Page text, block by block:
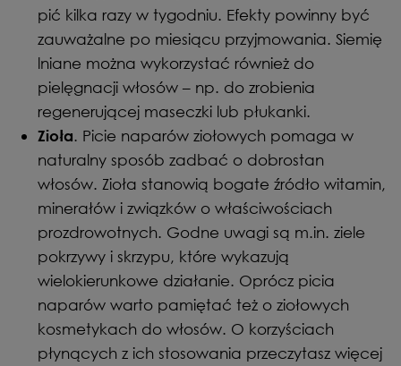
pić kilka razy w tygodniu. Efekty powinny być
zauważalne po miesiącu przyjmowania. Siemię
lniane można wykorzystać również do
pielęgnacji włosów – np. do zrobienia
regenerującej maseczki lub płukanki.
Zioła. Picie naparów ziołowych pomaga w
naturalny sposób zadbać o dobrostan
włosów. Zioła stanowią bogate źródło witamin,
minerałów i związków o właściwościach
prozdrowotnych. Godne uwagi są m.in. ziele
pokrzywy i skrzypu, które wykazują
wielokierunkowe działanie. Oprócz picia
naparów warto pamiętać też o ziołowych
kosmetykach do włosów. O korzyściach
płynących z ich stosowania przeczytasz więcej